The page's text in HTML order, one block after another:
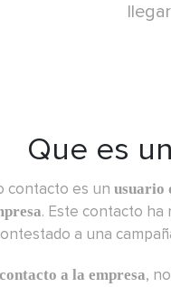
Que es un
contacto es un usuario
. Este contacto
a una
a la empresa,